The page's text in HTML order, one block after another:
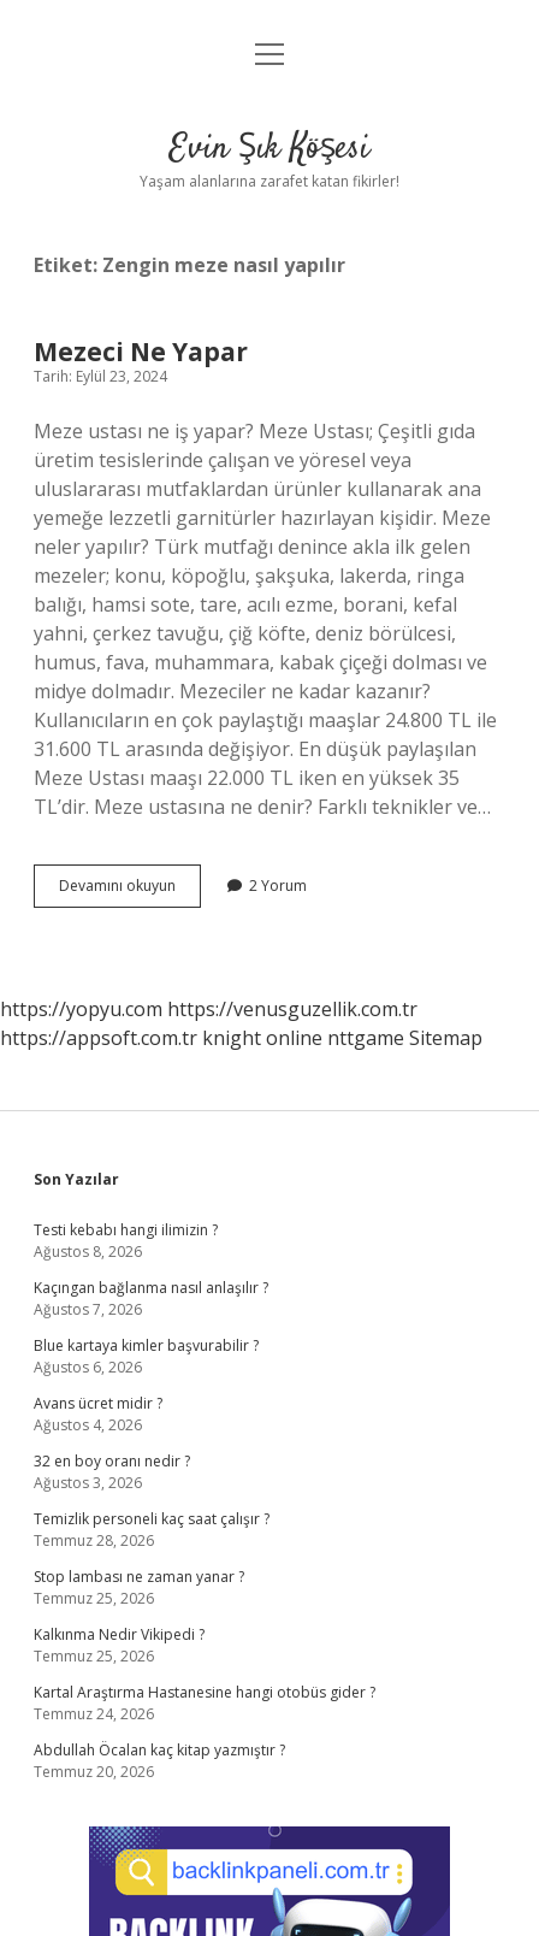
Anasayfa
Yasal Uyarı
menüyü
Evin Şık Köşesi
Yaşam alanlarına zarafet katan fikirler!
Etiket: Zengin meze nasıl yapılır
Mezeci Ne Yapar
Tarih: Eylül 23, 2024
Meze ustası ne iş yapar? Meze Ustası; Çeşitli gıda
üretim tesislerinde çalışan ve yöresel veya
uluslararası mutfaklardan ürünler kullanarak ana
yemeğe lezzetli garnitürler hazırlayan kişidir. Meze
neler yapılır? Türk mutfağı denince akla ilk gelen
mezeler; konu, köpoğlu, şakşuka, lakerda, ringa
balığı, hamsi sote, tare, acılı ezme, borani, kefal
yahni, çerkez tavuğu, çiğ köfte, deniz börülcesi,
humus, fava, muhammara, kabak çiçeği dolması ve
midye dolmadır. Mezeciler ne kadar kazanır?
Kullanıcıların en çok paylaştığı maaşlar 24.800 TL ile
31.600 TL arasında değişiyor. En düşük paylaşılan
Meze Ustası maaşı 22.000 TL iken en yüksek 35
TL’dir. Meze ustasına ne denir? Farklı teknikler ve…
Devamını okuyun
Ne
2 Yorum
https://yopyu.com https://venusguzellik.com.tr
https://appsoft.com.tr knight online nttgame Sitemap
Sidebar
Son Yazılar
Testi kebabı hangi ilimizin ?
Ağustos 8, 2026
Kaçıngan bağlanma nasıl anlaşılır ?
Ağustos 7, 2026
Blue kartaya kimler başvurabilir ?
Ağustos 6, 2026
Avans ücret midir ?
Ağustos 4, 2026
32 en boy oranı nedir ?
Ağustos 3, 2026
Temizlik personeli kaç saat çalışır ?
Temmuz 28, 2026
Stop lambası ne zaman yanar ?
Temmuz 25, 2026
Kalkınma Nedir Vikipedi ?
Temmuz 25, 2026
Kartal Araştırma Hastanesine hangi otobüs gider ?
Temmuz 24, 2026
Abdullah Öcalan kaç kitap yazmıştır ?
Temmuz 20, 2026